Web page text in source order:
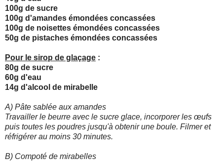
100g de sucre
100g d'amandes émondées concassées
100g de noisettes émondées concassées
50g de pistaches émondées concassées
Pour le sirop de glaçage :
80g de sucre
60g d'eau
14g d'alcool de mirabelle
A) Pâte sablée aux amandes
Travailler le beurre avec le sucre glace, incorporer les œufs
puis toutes les poudres jusqu'à obtenir une boule. Filmer et
réfrigérer au moins 30 minutes.
B) Compoté de mirabelles